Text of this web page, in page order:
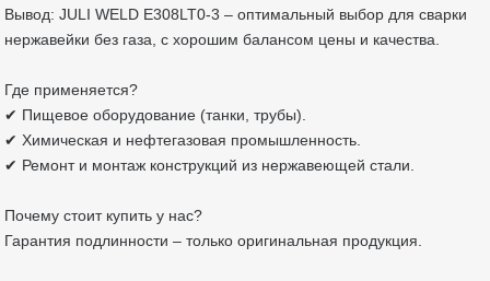
Вывод: JULI WELD E308LT0-3 – оптимальный выбор для сварки
нержавейки без газа, с хорошим балансом цены и качества.
Где применяется?
✔ Пищевое оборудование (танки, трубы).
✔ Химическая и нефтегазовая промышленность.
✔ Ремонт и монтаж конструкций из нержавеющей стали.
Почему стоит купить у нас?
Гарантия подлинности – только оригинальная продукция.